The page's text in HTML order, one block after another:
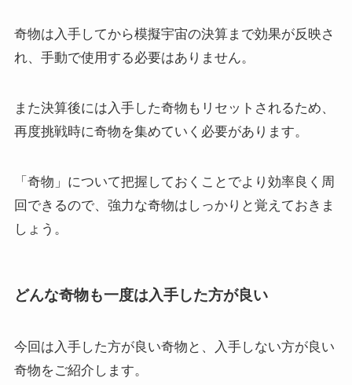
奇物は入手してから模擬宇宙の決算まで効果が反映さ
れ、手動で使用する必要はありません。
また決算後には入手した奇物もリセットされるため、
再度挑戦時に奇物を集めていく必要があります。
「奇物」について把握しておくことでより効率良く周
回できるので、強力な奇物はしっかりと覚えておきま
しょう。
どんな奇物も一度は入手した方が良い
今回は入手した方が良い奇物と、入手しない方が良い
奇物をご紹介します。